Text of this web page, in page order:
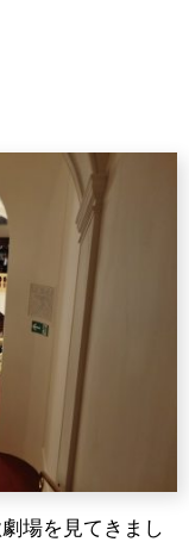
場を見てきまし